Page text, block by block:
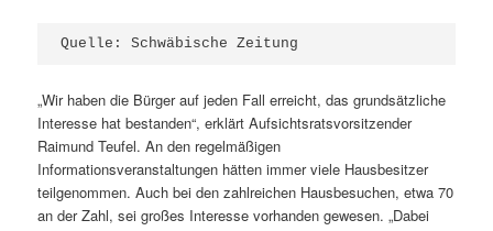
Quelle: Schwäbische Zeitung
„Wir haben die Bürger auf jeden Fall erreicht, das grundsätzliche
Interesse hat bestanden“, erklärt Aufsichtsratsvorsitzender
Raimund Teufel. An den regelmäßigen
Informationsveranstaltungen hätten immer viele Hausbesitzer
teilgenommen. Auch bei den zahlreichen Hausbesuchen, etwa 70
an der Zahl, sei großes Interesse vorhanden gewesen. „Dabei